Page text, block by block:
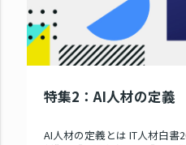
特集2：AI人材の定義
AI人材の定義とは IT人材白書